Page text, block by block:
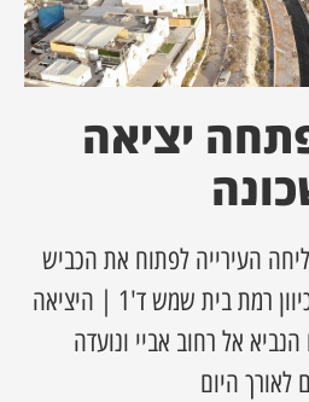
נפתחה יציאה
העירייה לפתוח את הכביש
שמאפשר יציאה נוספת מכיוון רמת בית שמש ד'1 | היציאה
אל רחוב אביי ונועדה
לאורך היום